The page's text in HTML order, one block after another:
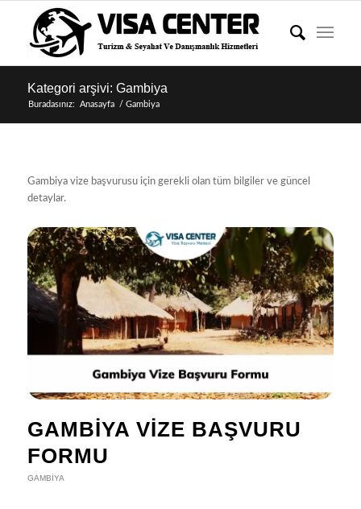
Kategori arşivi: Gambiya
Buradasınız: Anasayfa / Gambiya
Gambiya vize başvurusu için gerekli olan tüm bilgiler ve güncel
detaylar.
GAMBIYA VIZE BAŞVURU
FORMU
GAMBIYA